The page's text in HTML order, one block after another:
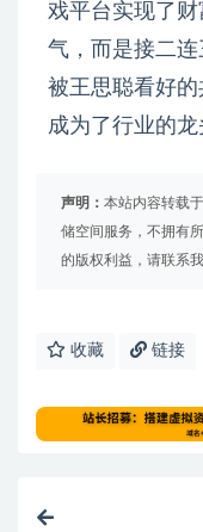
戏平台实现了
气，而是接二
被王思聪看好的
成为了行业的龙
声明： 本站内容转载
储空间服务，不拥有
的版权利益，请联系
收藏 链接